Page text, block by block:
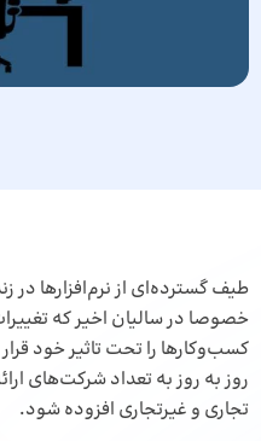
طیف گسترده‌ای از نرم‌افزارها در
خصوصا در سالیان اخیر که
کسب‌وکارها را تحت تاثیر خود
روز به روز به تعداد شرکت‌های
تجاری و غیرتجاری افزوده شود.